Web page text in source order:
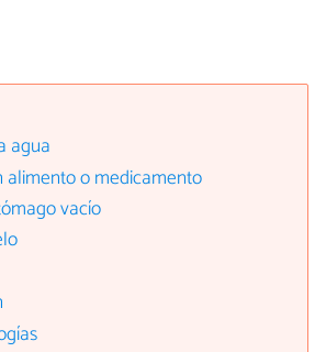
agua
alimento o medicamento
vacío